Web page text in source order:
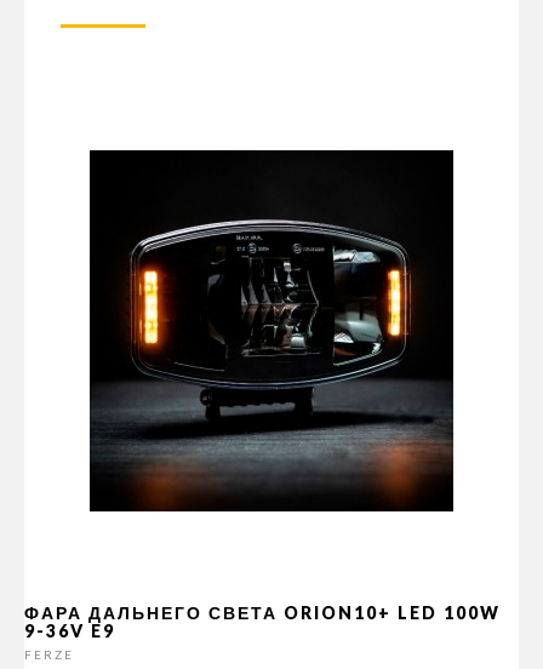
ФАРА ДАЛЬНЕГО СВЕТА ORION10+ LED 100W
9-36V E9
FERZE